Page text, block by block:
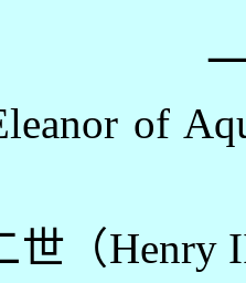
of
世（Henry